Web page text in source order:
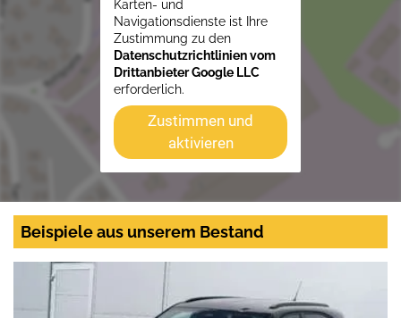
Karten- und
Navigationsdienste ist Ihre
Zustimmung zu den
Datenschutzrichtlinien vom
Drittanbieter Google LLC
erforderlich.
Zustimmen und
aktivieren
Beispiele aus unserem Bestand